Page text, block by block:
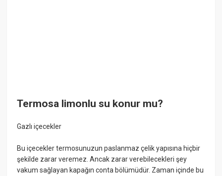
Termosa limonlu su konur mu?
Gazlı içecekler
Bu içecekler termosunuzun paslanmaz çelik yapısına hiçbir
şekilde zarar veremez. Ancak zarar verebilecekleri şey
vakum sağlayan kapağın conta bölümüdür. Zaman içinde bu